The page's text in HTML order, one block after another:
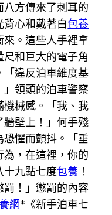
方傳來了刺耳的
背心和戴著白包養
來。這些人手裡拿
和巨大的電子角
「違反泊車維度基
領頭的泊車警察
機械感。「我、我
牆壁上！」何手殘
懼而顫抖。「垂
，在這裡，你的
九點七度包養 ！
！」懲罰的內容
網*《新手泊車七